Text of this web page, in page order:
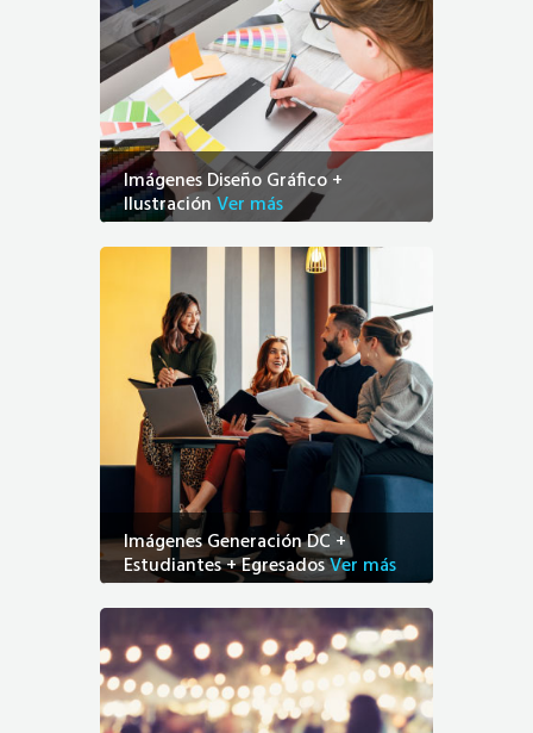
Imágenes Diseño Gráfico +
IlustraciónVer más
Imágenes Generación DC +
Estudiantes + EgresadosVer más